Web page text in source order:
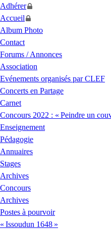
Adhérer
Accueil
Album Photo
Contact
Forums / Annonces
Association
Evénements organisés parCLEF
Concerts en Partage
Carnet
Concours 2022 : « Peindre un
Enseignement
Pédagogie
Annuaires
Stages
Archives
Concours
Archives
Postes à pourvoir
« Issoudun 1648 »